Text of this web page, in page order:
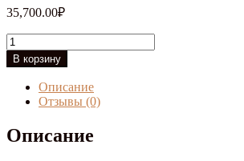
35,700.00₽
Количество
товара
Окуляр
Carl
Zeiss
45x/20-
60x
В корзину
Описание
Отзывы (0)
Описание